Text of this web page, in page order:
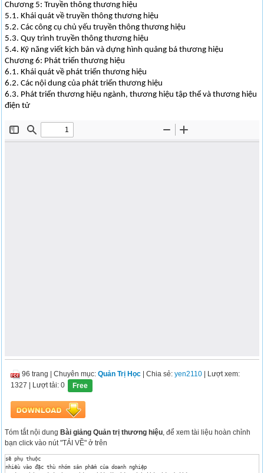
Chương 5: Truyền thông thương hiệu
5.1. Khái quát về truyền thông thương hiệu
5.2. Các công cụ chủ yếu truyền thông thương hiệu
5.3. Quy trình truyền thông thương hiệu
5.4. Kỹ năng viết kịch bản và dựng hình quảng bá thương hiệu
Chương 6: Phát triển thương hiệu
6.1. Khái quát về phát triển thương hiệu
6.2. Các nội dung của phát triển thương hiệu
6.3. Phát triển thương hiệu ngành, thương hiệu tập thể và thương hiệu
điện tử
96 trang |Chuyên mục:Quản Trị Học | Chia sẻ:yen2110 | Lượt xem:
1327 | Lượt tải: 0 Free
Tóm tắt nội dung Bài giảng Quản trị thương hiệu, để xem tài liệu hoàn chỉnh
bạn click vào nút "TẢI VỀ" ở trên
sẽ phụ thuộc
nhiều vào đặc thù nhóm sản phẩm của doanh nghiệp